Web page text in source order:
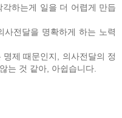
하는게 일을 더 어렵게 만듭
전달을 명확하게 하는 노력
제 때문인지, 의사전달의 정
는 것 같아, 아쉽습니다.